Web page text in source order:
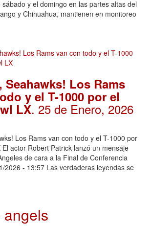
y el domingo en las partes altas del
y Chihuahua, mantienen en monitoreo
Seahawks! Los Rams
y el T-1000 por el
LX. 25 de Enero, 2026
Los Rams van con todo y el T-1000 por
actor Robert Patrick lanzó un mensaje
de cara a la Final de Conferencia
2026 - 13:57 Las verdaderas leyendas se